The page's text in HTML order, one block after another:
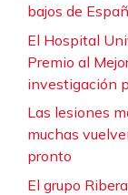
bajos de
El Hospital
Premio al
investigación
Las lesiones
muchas
pronto
El grupo